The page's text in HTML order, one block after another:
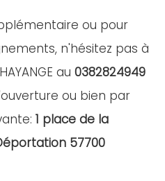
ou pour
n'hésitez pas à
au 0382824949
ou bien par
1 place de la
57700